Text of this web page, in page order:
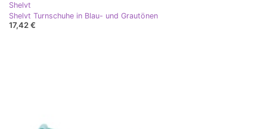
Shelvt
Shelvt Turnschuhe in Blau- und Grautönen
17,42 €